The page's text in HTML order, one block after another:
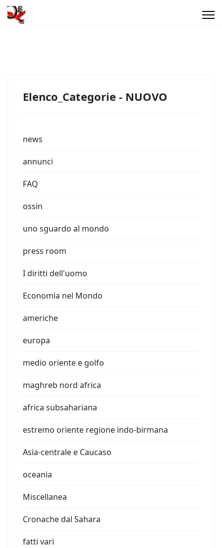
Elenco_Categorie - NUOVO
news
annunci
FAQ
ossin
uno sguardo al mondo
press room
I diritti dell'uomo
Economia nel Mondo
americhe
europa
medio oriente e golfo
maghreb nord africa
africa subsahariana
estremo oriente regione indo-birmana
Asia-centrale e Caucaso
oceania
Miscellanea
Cronache dal Sahara
fatti vari